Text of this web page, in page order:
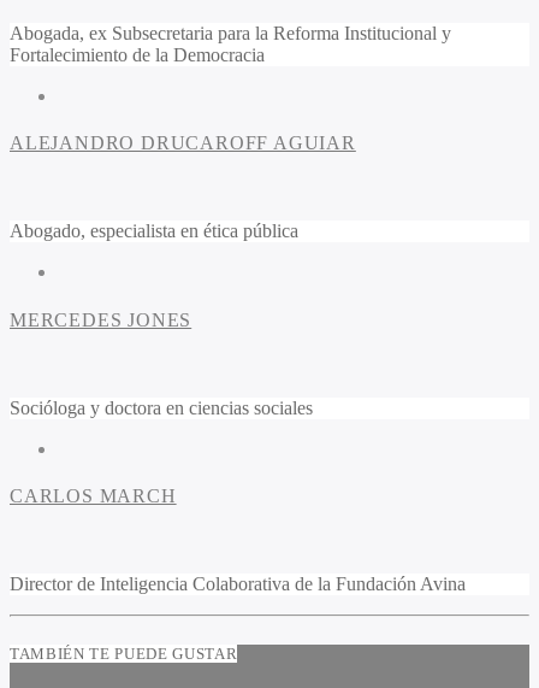
Abogada, ex Subsecretaria para la Reforma Institucional y
Fortalecimiento de la Democracia
ALEJANDRO DRUCAROFF AGUIAR
Abogado, especialista en ética pública
MERCEDES JONES
Socióloga y doctora en ciencias sociales
CARLOS MARCH
Director de Inteligencia Colaborativa de la Fundación Avina
TAMBIÉN TE PUEDE GUSTAR